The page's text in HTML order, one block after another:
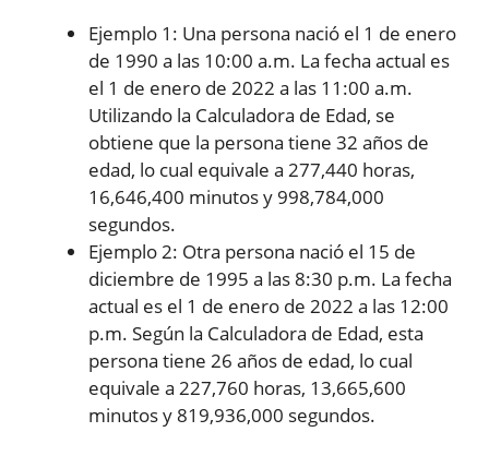
Ejemplo 1: Una persona nació el 1 de enero
de 1990 a las 10:00 a.m. La fecha actual es
el 1 de enero de 2022 a las 11:00 a.m.
Utilizando la Calculadora de Edad, se
obtiene que la persona tiene 32 años de
edad, lo cual equivale a 277,440 horas,
16,646,400 minutos y 998,784,000
segundos.
Ejemplo 2: Otra persona nació el 15 de
diciembre de 1995 a las 8:30 p.m. La fecha
actual es el 1 de enero de 2022 a las 12:00
p.m. Según la Calculadora de Edad, esta
persona tiene 26 años de edad, lo cual
equivale a 227,760 horas, 13,665,600
minutos y 819,936,000 segundos.